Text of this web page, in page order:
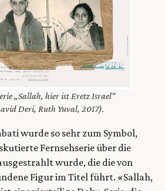
„Sallah, hier ist Eretz Israel“
Deri, Ruth Yuval, 2017).
wurde so sehr zum Symbol,
Fernsehserie über die
wurde, die die von
Figur im Titel führt. «Sallah,